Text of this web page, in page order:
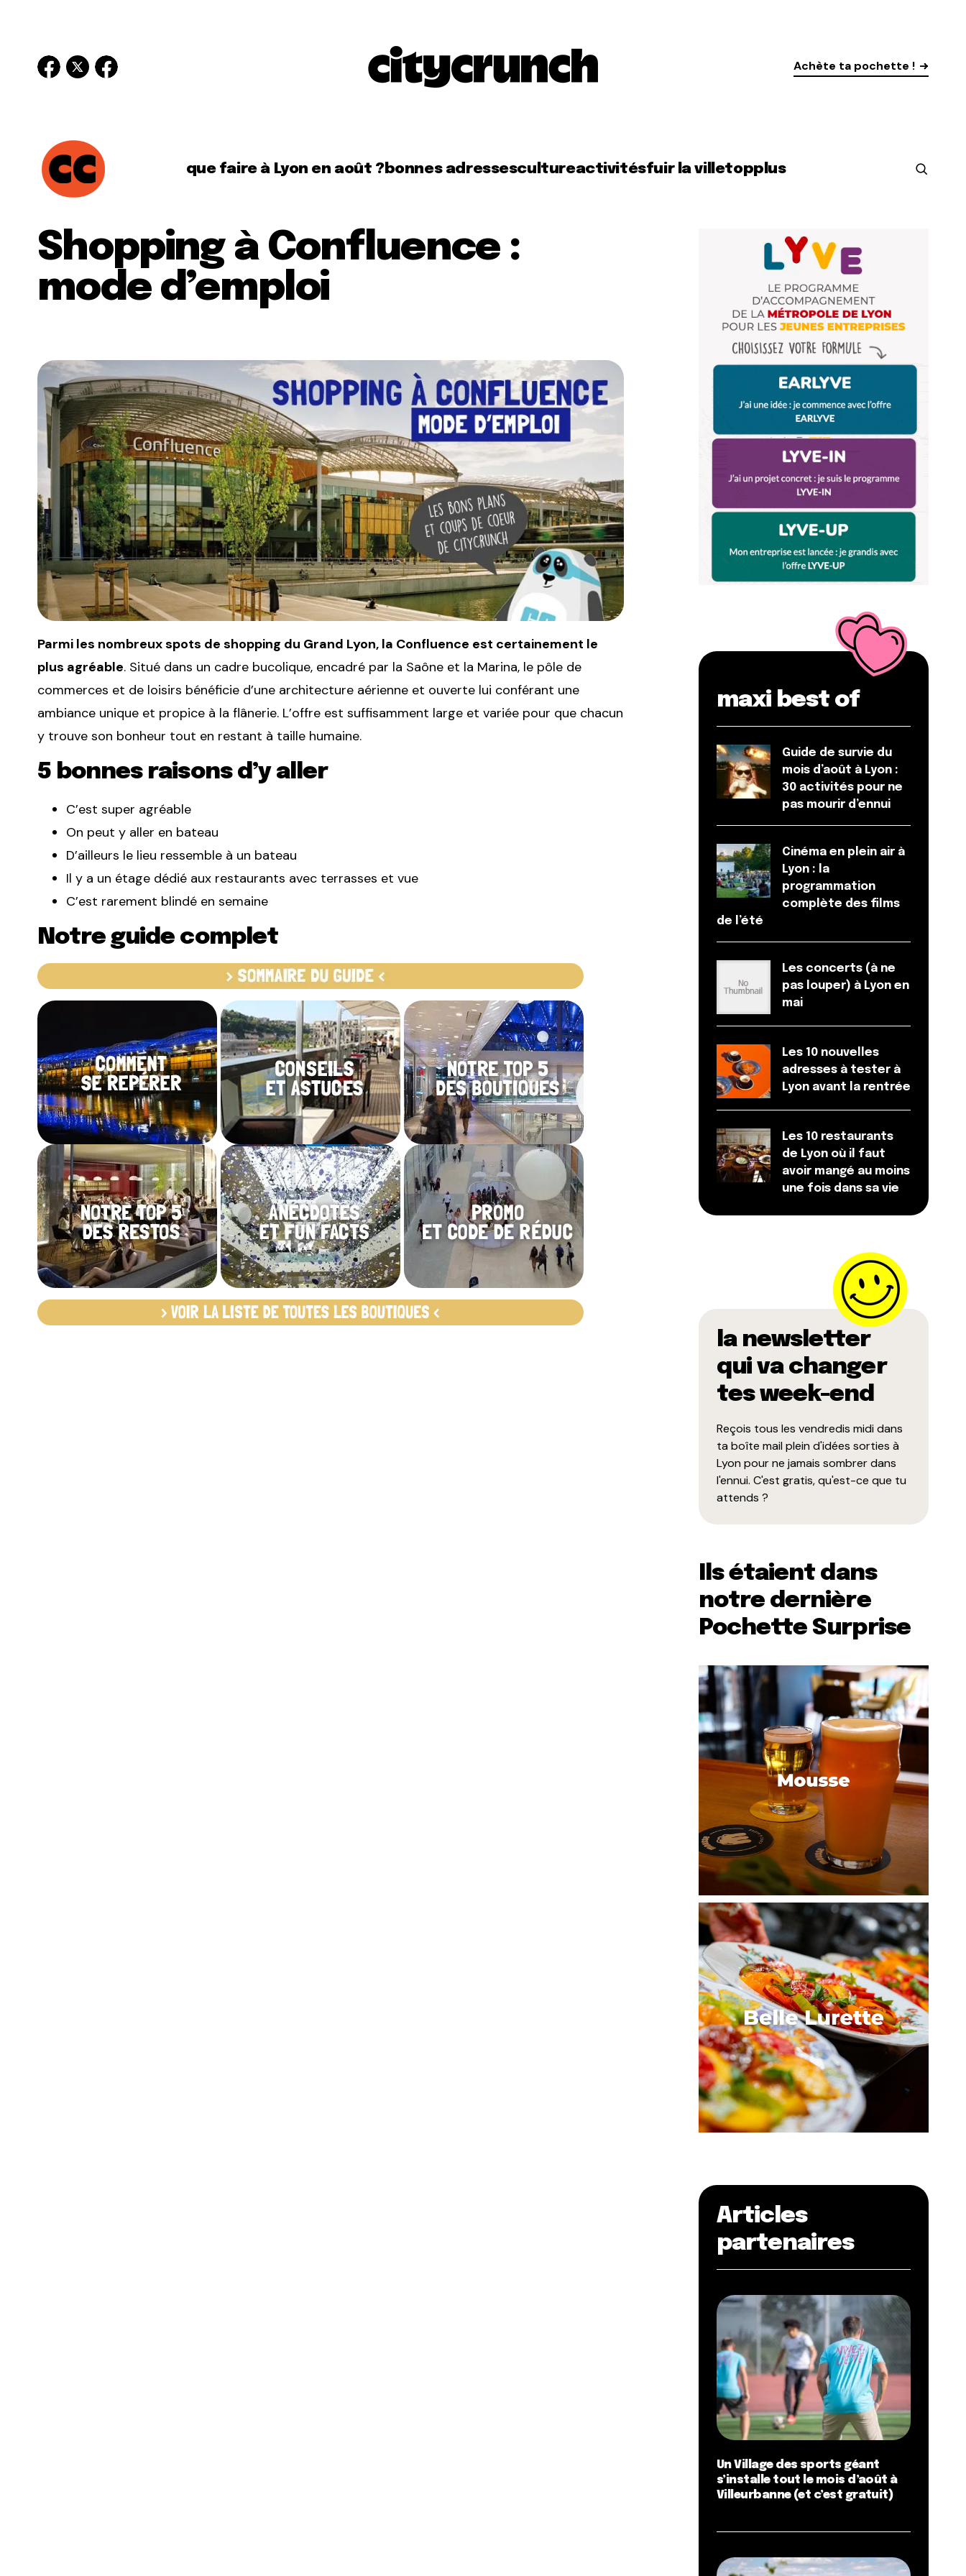
Achète ta pochette !
que faire à Lyon en août ?bonnes adressescultureactivitésfuir la villetopplus
Shopping à Confluence :
mode d’emploi
Parmi les nombreux spots de shopping du Grand Lyon, la Confluence est certainement le
plus agréable. Situé dans un cadre bucolique, encadré par la Saône et la Marina, le pôle de
commerces et de loisirs bénéficie d’une architecture aérienne et ouverte lui conférant une
ambiance unique et propice à la flânerie. L’offre est suffisamment large et variée pour que chacun
y trouve son bonheur tout en restant à taille humaine.
5 bonnes raisons d’y aller
C’est super agréable
On peut y aller en bateau
D’ailleurs le lieu ressemble à un bateau
Il y a un étage dédié aux restaurants avec terrasses et vue
C’est rarement blindé en semaine
Notre guide complet
maxi best of
Guide de survie du
mois d’août à Lyon :
30 activités pour ne
pas mourir d’ennui
Cinéma en plein air à
Lyon : la
programmation
complète des films
de l’été
Les concerts (à ne
pas louper) à Lyon en
mai
Les 10 nouvelles
adresses à tester à
Lyon avant la rentrée
Les 10 restaurants
de Lyon où il faut
avoir mangé au moins
une fois dans sa vie
la newsletter
qui va changer
tes week-end
Reçois tous les vendredis midi dans
ta boîte mail plein d'idées sorties à
Lyon pour ne jamais sombrer dans
l'ennui. C'est gratis, qu'est-ce que tu
attends ?
Ils étaient dans
notre dernière
Pochette Surprise
Articles
partenaires
Un Village des sports géant
s’installe tout le mois d’août à
Villeurbanne (et c’est gratuit)